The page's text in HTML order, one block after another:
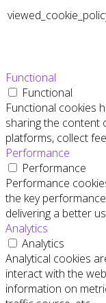
Functional
Functional
Functional cookies
sharing the content
platforms, collect
Performance
Performance
Performance
the key
delivering a better
Analytics
Analytics
Analytical cookies
interact with the
information on